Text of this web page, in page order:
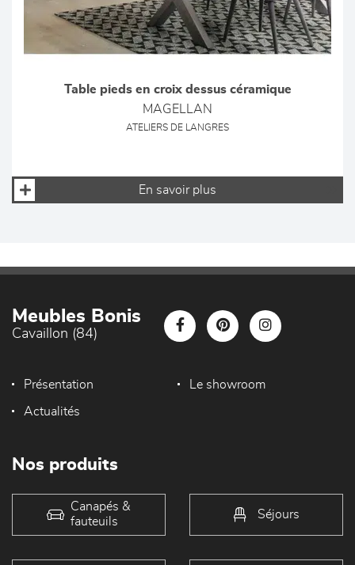
Table pieds en croix dessus céramique
MAGELLAN
ATELIERS DE LANGRES
En savoir plus
Meubles Bonis
Cavaillon (84)
Présentation Le showroom
Actualités
Nos produits
Canapés &
fauteuils
Séjours